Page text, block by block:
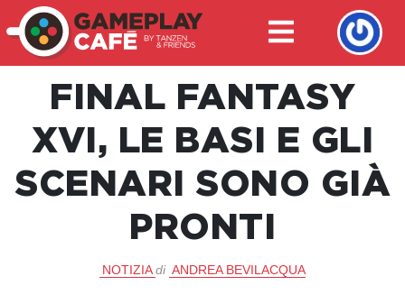
FINAL FANTASY
XVI, LE BASI E GLI
SCENARI SONO GIÀ
PRONTI
NOTIZIA di ANDREA BEVILACQUA